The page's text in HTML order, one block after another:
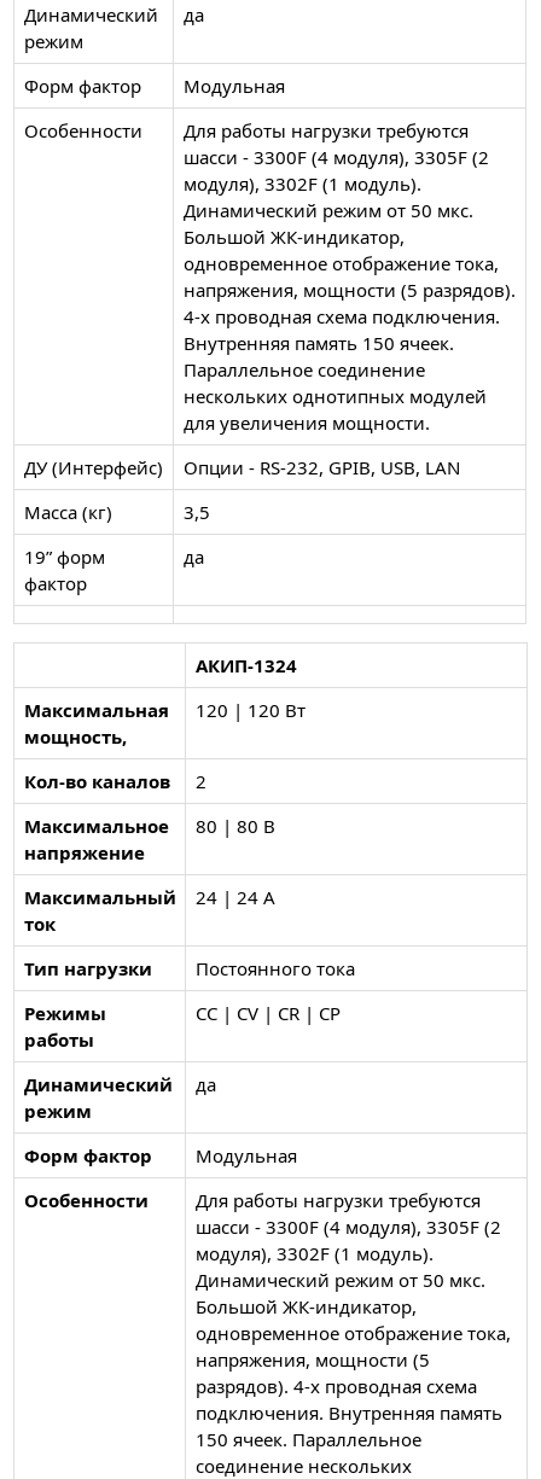
Динамический
режим
да
Форм фактор
Модульная
Особенности
Для работы нагрузки требуются
шасси - 3300F (4 модуля), 3305F (2
модуля), 3302F (1 модуль).
Динамический режим от 50 мкс.
Большой ЖК-индикатор,
одновременное отображение тока,
напряжения, мощности (5 разрядов).
4-х проводная схема подключения.
Внутренняя память 150 ячеек.
Параллельное соединение
нескольких однотипных модулей
для увеличения мощности.
ДУ (Интерфейс)
Опции - RS-232, GPIB, USB, LAN
Масса (кг)
3,5
19” форм
фактор
да
АКИП-1324
Максимальная
мощность,
120 | 120 Вт
Кол-во каналов
2
Максимальное
напряжение
80 | 80 В
Максимальный
ток
24 | 24 А
Тип нагрузки
Постоянного тока
Режимы
работы
CC | CV | CR | CP
Динамический
режим
да
Форм фактор
Модульная
Особенности
Для работы нагрузки требуются
шасси - 3300F (4 модуля), 3305F (2
модуля), 3302F (1 модуль).
Динамический режим от 50 мкс.
Большой ЖК-индикатор,
одновременное отображение тока,
напряжения, мощности (5
разрядов). 4-х проводная схема
подключения. Внутренняя память
150 ячеек. Параллельное
соединение нескольких